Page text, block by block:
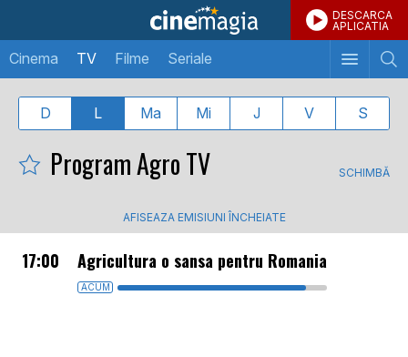
DESCARCA
APLICATIA
Cinema TV Filme Seriale
D L Ma Mi J V S
Program Agro TV SCHIMBĂ
AFISEAZA EMISIUNI ÎNCHEIATE
17:00 Agricultura o sansa pentru Romania
ACUM